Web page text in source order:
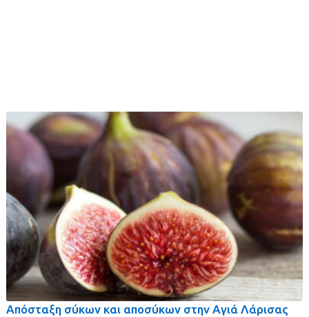
Απόσταξη σύκων και αποσύκων στην Αγιά Λάρισας